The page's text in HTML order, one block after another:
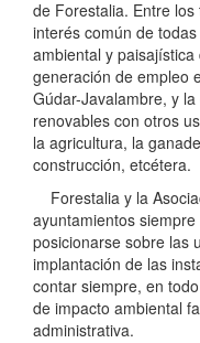
de Forestalia. Entre
interés común de
ambiental y
generación de empleo
Gúdar-Javalambre, y
renovables con otros
la agricultura, la
construcción, etcétera.
Forestalia y la
ayuntamientos
posicionarse sobre las
implantación de las
contar siempre, en
de impacto ambiental
administrativa.